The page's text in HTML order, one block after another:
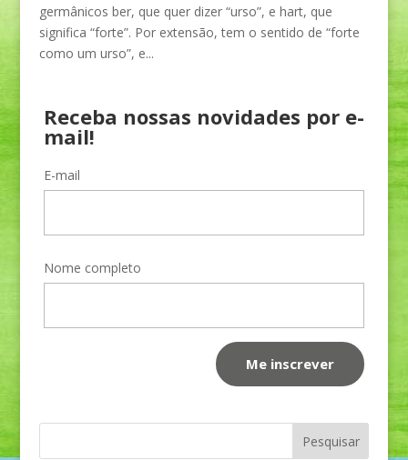
germânicos ber, que quer dizer “urso”, e hart, que
significa “forte”. Por extensão, tem o sentido de “forte
como um urso”, e...
Receba nossas novidades por e-
mail!
E-mail
Nome completo